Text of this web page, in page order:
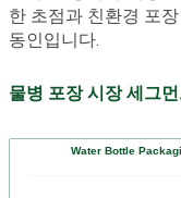
한 초점과 친환경 포
동인입니다.
물병 포장 시장 세그